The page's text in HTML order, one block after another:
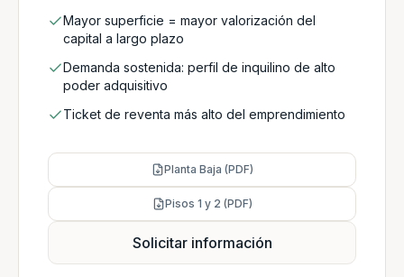
Mayor superficie = mayor valorización del
capital a largo plazo
Demanda sostenida: perfil de inquilino de alto
poder adquisitivo
Ticket de reventa más alto del emprendimiento
Planta Baja (PDF)
Pisos 1 y 2 (PDF)
Solicitar información